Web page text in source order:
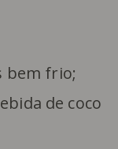
bem frio;
de coco